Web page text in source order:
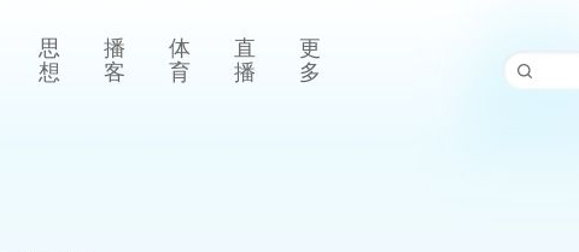
思
想
播
客
体
育
直
播
更
多